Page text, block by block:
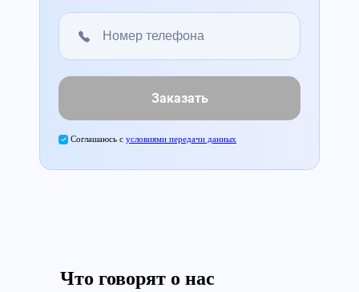
Заказать
Соглашаюсь с условиями передачи данных
Что говорят о нас